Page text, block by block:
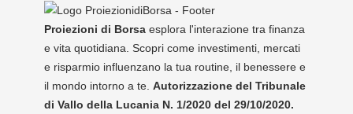
Proiezioni di Borsa esplora l'interazione tra finanza
e vita quotidiana. Scopri come investimenti, mercati
e risparmio influenzano la tua routine, il benessere e
il mondo intorno a te. Autorizzazione del Tribunale
di Vallo della Lucania N. 1/2020 del 29/10/2020.